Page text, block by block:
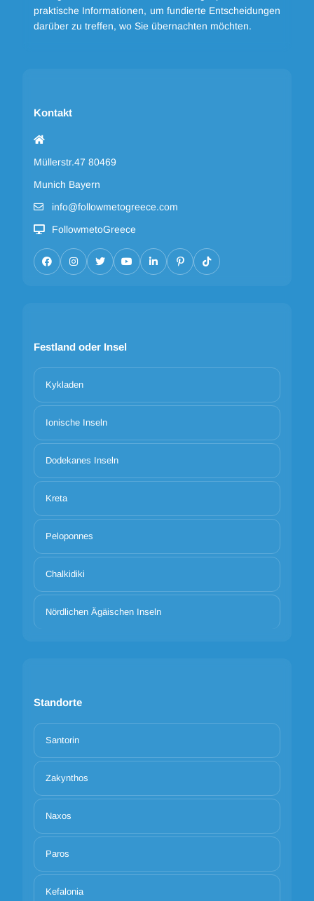
praktische Informationen, um fundierte Entscheidungen
darüber zu treffen, wo Sie übernachten möchten.
Kontakt
Müllerstr.47 80469
Munich Bayern
info@followmetogreece.com
FollowmetoGreece
Festland oder Insel
Kykladen
Ionische Inseln
Dodekanes Inseln
Kreta
Peloponnes
Chalkidiki
Nördlichen Ägäischen Inseln
Standorte
Santorin
Zakynthos
Naxos
Paros
Kefalonia